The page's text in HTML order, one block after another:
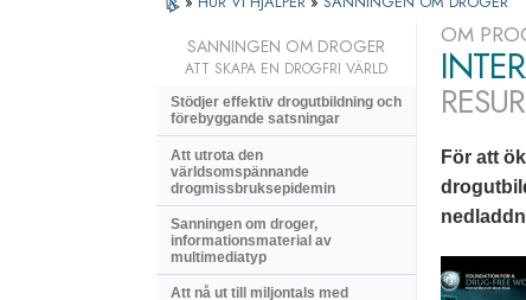
OM
För att
SANNINGEN OM DROGER
ATT SKAPA EN DROGFRI VÄRLD
Stödjer effektiv drogutbildning och
förebyggande satsningar
Att utrota den
världsomspännande
drogmissbruksepidemin
Sanningen om droger,
informationsmaterial av
multimediatyp
Att nå ut till miljontals med